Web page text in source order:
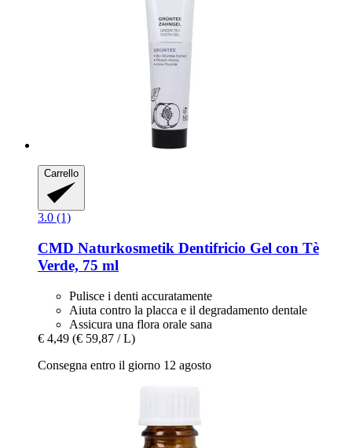
Carrello
3.0 (1)
CMD Naturkosmetik Dentifricio Gel con Tè
Verde, 75 ml
Pulisce i denti accuratamente
Aiuta contro la placca e il degradamento dentale
Assicura una flora orale sana
€ 4,49 (€ 59,87 / L)
Consegna entro il giorno 12 agosto